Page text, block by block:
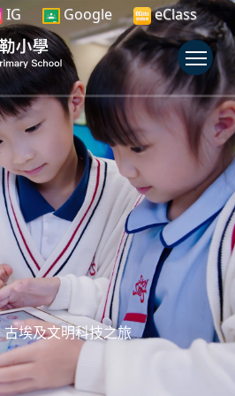
IG Google eClass
古埃及文明科技之旅